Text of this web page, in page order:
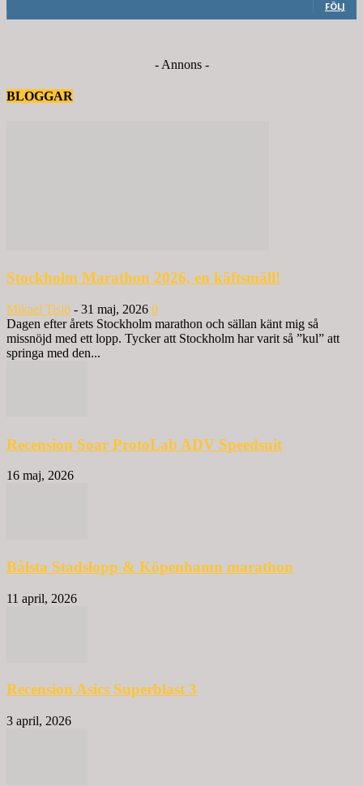
FÖLJ
- Annons -
BLOGGAR
Stockholm Marathon 2026, en käftsmäll!
Mikael Tisjö - 31 maj, 2026 0
Dagen efter årets Stockholm marathon och sällan känt mig så
missnöjd med ett lopp. Tycker att Stockholm har varit så ”kul” att
springa med den...
Recension Soar ProtoLab ADV Speedsuit
16 maj, 2026
Bålsta Stadslopp & Köpenhamn marathon
11 april, 2026
Recension Asics Superblast 3
3 april, 2026